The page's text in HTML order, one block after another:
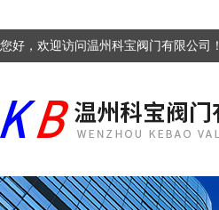
您好，欢迎访问温州科宝阀门有限公司！